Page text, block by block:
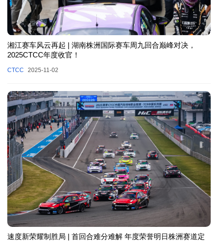
湘江赛车风云再起 | 湖南株洲国际赛车周九回合巅峰对决，
2025CTCC年度收官！
CTCC 2025-11-02
速度新荣耀制胜局 | 首回合难分难解 年度荣誉明日株洲赛道定